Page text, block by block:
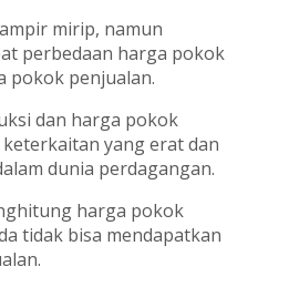
mirip, namun
perbedaan harga pokok
pokok penjualan.
dan harga pokok
yang erat dan
dunia perdagangan.
harga pokok
tidak bisa mendapatkan